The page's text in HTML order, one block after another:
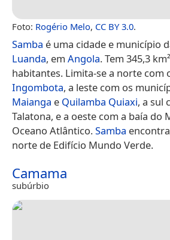
Foto: Rogério Melo, CC BY 3.0.
Samba é uma cidade e município
Luanda, em Angola. Tem 345,3
habitantes. Limita-se a norte com
Ingombota, a leste com os
Maianga e Quilamba Quiaxi, a sul
Talatona, e a oeste com a baía do
Oceano Atlântico.Samba
norte de Edifício Mundo Verde.
Camama
subúrbio